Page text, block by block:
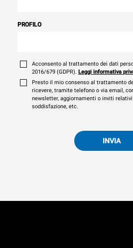
PROFILO
Acconsento al trattamento dei dati
2016/679 (GDPR). Leggi informativa
Presto il mio consenso al trattamento
ricevere, tramite telefono o via email,
newsletter, aggiornamenti o inviti
soddisfazione, etc.
INVIA